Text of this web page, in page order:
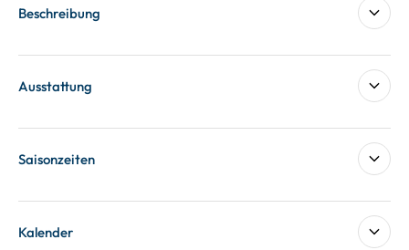
Beschreibung
Ausstattung
Saisonzeiten
Kalender